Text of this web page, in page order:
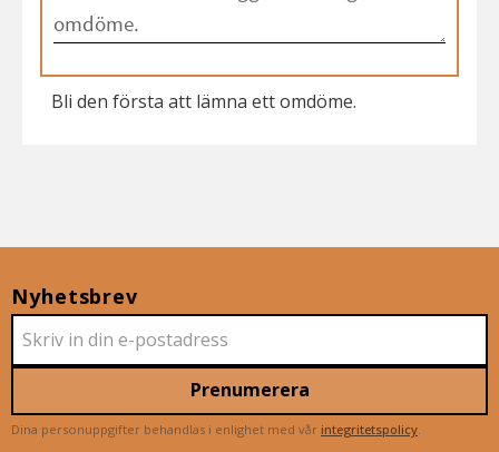
Bli den första att lämna ett omdöme.
Nyhetsbrev
Prenumerera
Dina personuppgifter behandlas i enlighet med vår integritetspolicy